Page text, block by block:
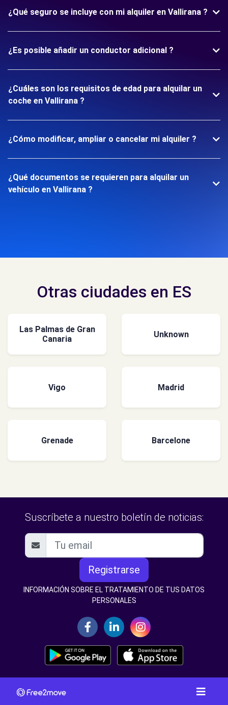
¿Qué seguro se incluye con mi alquiler en Vallirana ?
¿Es posible añadir un conductor adicional ?
¿Cuáles son los requisitos de edad para alquilar un
coche en Vallirana ?
¿Cómo modificar, ampliar o cancelar mi alquiler ?
¿Qué documentos se requieren para alquilar un
vehículo en Vallirana ?
Otras ciudades en ES
Las Palmas de Gran
Canaria
Unknown
Vigo Madrid
Grenade Barcelone
Suscríbete a nuestro boletín de noticias:
Registrarse
INFORMACIÓN SOBRE EL TRATAMIENTO DE TUS DATOS
PERSONALES